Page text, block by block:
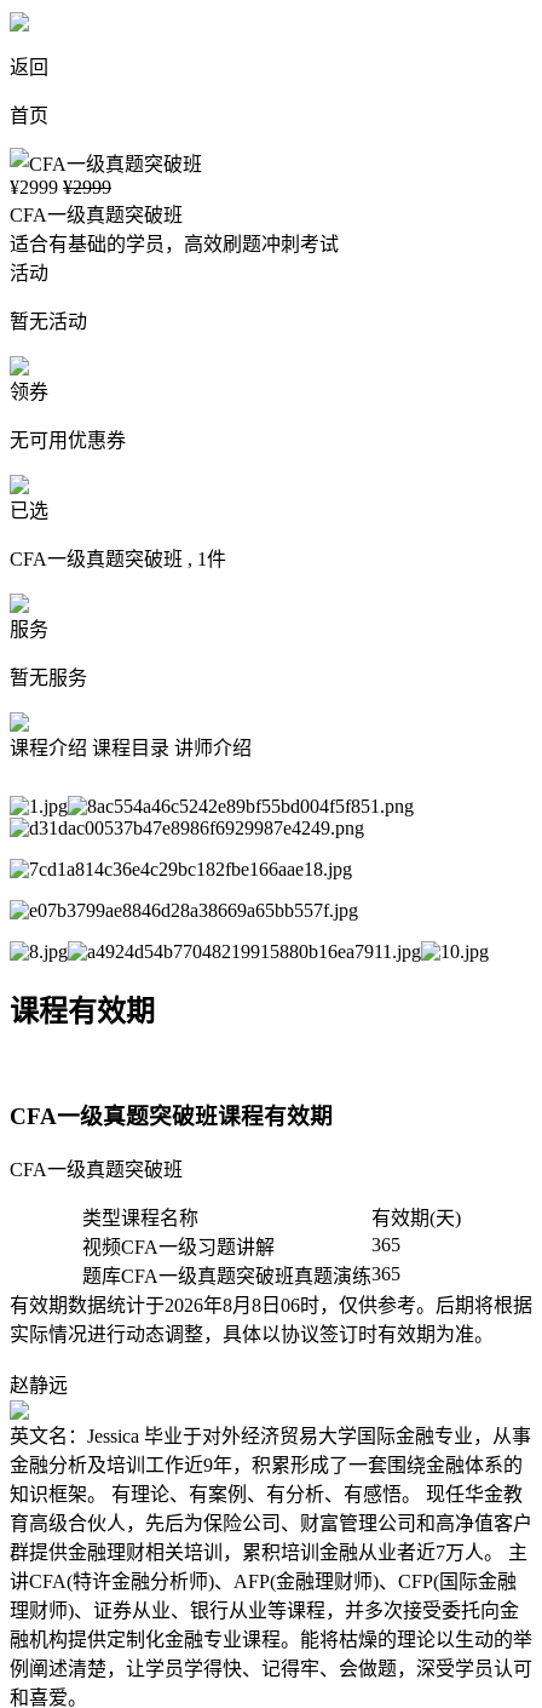
返回
首页
¥2999 ¥2999
CFA一级真题突破班
适合有基础的学员，高效刷题冲刺考试
活动
暂无活动
领券
无可用优惠券
已选
CFA一级真题突破班 , 1件
服务
暂无服务
课程介绍 课程目录 讲师介绍
课程有效期
CFA一级真题突破班课程有效期
CFA一级真题突破班
类型课程名称
有效期(天)
视频CFA一级习题讲解
365
题库CFA一级真题突破班真题演练365
有效期数据统计于2026年8月8日06时，仅供参考。后期将根据
实际情况进行动态调整，具体以协议签订时有效期为准。
赵静远
英文名：Jessica 毕业于对外经济贸易大学国际金融专业，从事
金融分析及培训工作近9年，积累形成了一套围绕金融体系的
知识框架。 有理论、有案例、有分析、有感悟。 现任华金教
育高级合伙人，先后为保险公司、财富管理公司和高净值客户
群提供金融理财相关培训，累积培训金融从业者近7万人。 主
讲CFA(特许金融分析师)、AFP(金融理财师)、CFP(国际金融
理财师)、证券从业、银行从业等课程，并多次接受委托向金
融机构提供定制化金融专业课程。能将枯燥的理论以生动的举
例阐述清楚，让学员学得快、记得牢、会做题，深受学员认可
和喜爱。